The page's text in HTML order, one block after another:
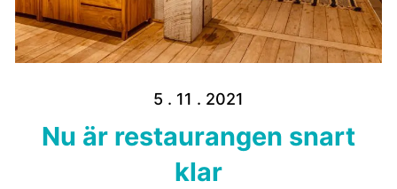
5 . 11 . 2021
Nu är restaurangen snart
klar